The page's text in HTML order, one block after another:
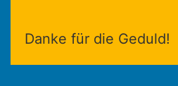
Danke für die Geduld!